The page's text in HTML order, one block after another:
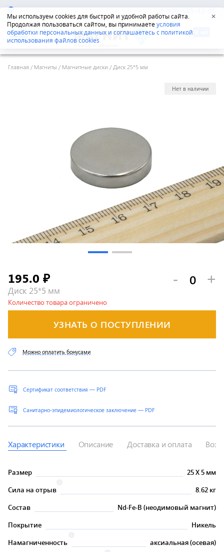
Мы используем cookies для быстрой и удобной работы сайта.
Продолжая пользоваться сайтом, вы принимаетеусловия
обработки персональных данных и соглашаетесь с политикой
использования файлов cookies
✕
Екатеринбург 8-800-555-42-96
Главная /Магниты /Магнитные диски /Диск 25*5 мм
Нет в наличии
Диск 25*5 мм
195.0 ₽ - +
УЗНАТЬ О ПОСТУПЛЕНИИ
Количество товара ограничено
Сертификат соответствия — PDF
Санитарно-эпидемиологическое заключение — PDF
Можно оплатить бонусами
Характеристики Описание Доставка и оплата
Размер 25X5 мм
Сила на отрыв
8.62 кг
Состав
Nd-Fe-B (неодимовый магнит)
Покрытие
Никель
Намагниченность
аксиальная (осевая)